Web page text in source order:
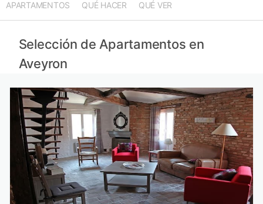
Apartamentos en Languedoc-Rosellón provincia
Apartamentos en Hérault provincia
Apartamentos en Tarn y Garona provincia
APARTAMENTOS QUÉ HACER QUÉ VER
Selección de Apartamentos en
Aveyron